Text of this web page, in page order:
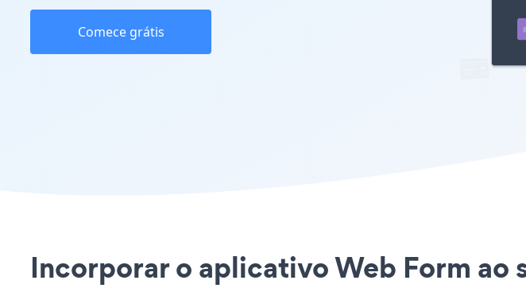
Comece grátis
Incorporar o aplicativo Web Form